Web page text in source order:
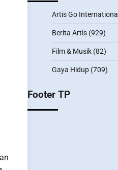
Artis Go International
Berita Artis(929)
Film & Musik(82)
Gaya Hidup(709)
Footer TP